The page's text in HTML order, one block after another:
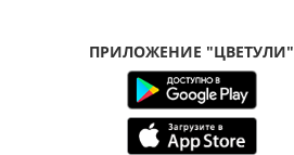
ПРИЛОЖЕНИЕ "ЦВЕТУЛИ"